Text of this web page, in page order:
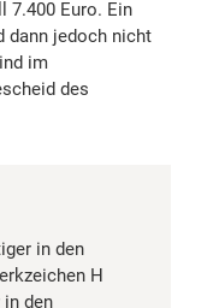
7.400 Euro. Ein
dann jedoch nicht
im
des
in den
H
den